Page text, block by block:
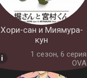
Хори-сан и Миямура-
кун
1 cезон, 6 серия
OVA